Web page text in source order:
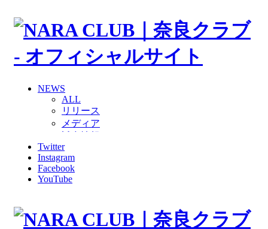
NEWS
ALL
リリース
メディア
グッズ
ファンコミュニティ
普及・育成
ホームタウン
その他
TEAM
Twitter
Instagram
Facebook
YouTube